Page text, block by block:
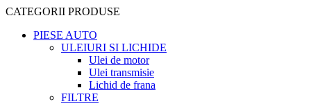
CATEGORII PRODUSE
PIESE AUTO
ULEIURI SI LICHIDE
Ulei de motor
Ulei transmisie
Lichid de frana
FILTRE